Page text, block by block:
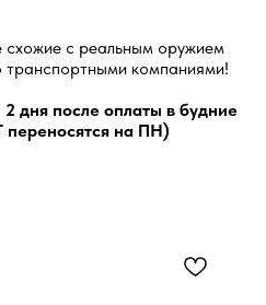
схожие с реальным оружием
транспортными компаниями!
дня после оплаты в будние
переносятся на ПН)